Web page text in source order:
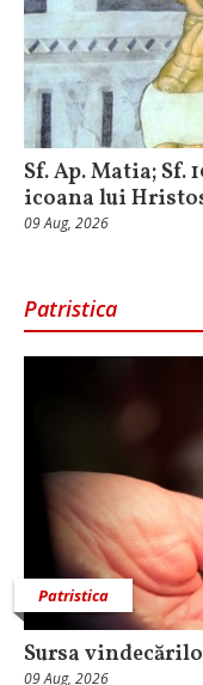
Sf. Ap. Matia; Sf.
icoana lui
09 Aug, 2026
Patristica
Patristica
Sursa
09 Aug, 2026